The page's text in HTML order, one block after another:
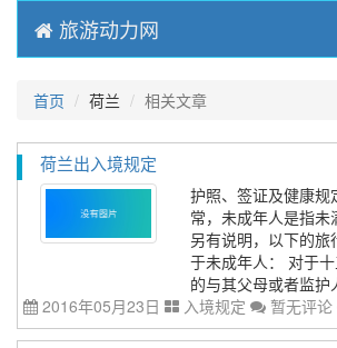
旅游动力网
首页 荷兰 相关文章
荷兰出入境规定
护照、签证及健康规
常，未成年人是指
另有说明，以下的旅
于未成年人： 对于十
的与其父母或者监护
2016年05月23日
入境规定 暂无评论